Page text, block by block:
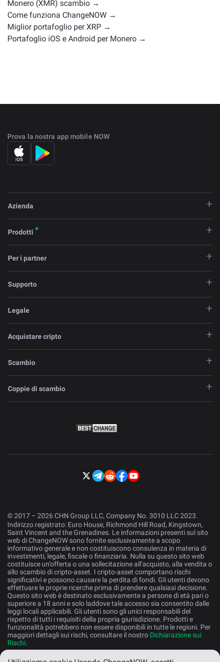
Monero (XMR) scambio →
Come funziona ChangeNOW →
Miglior portafoglio per XRP →
Portafoglio iOS e Android per Monero →
Prova la nostra app mobile NOW
Azienda
Prodotti
Per i partner
Supporto
Legale
Acquistare cripto
Scambio
Coppie di scambio
© 2017 – 2026 CHN Group LLC, Company No. 3010 LLC 2023.
Indirizzo registrato: Euro House, Richmond Hill Road, Kingstown,
Saint Vincent and the Grenadines. Le informazioni presenti sul sito
web di ChangeNOW sono fornite esclusivamente a scopo
informativo generale e non costituiscono consulenza in materia di
investimenti, legale, fiscale o finanziaria. Nulla su questo sito web
costituisce un’offerta o una sollecitazione all’acquisto, alla vendita o
allo scambio di cripto-asset. I cripto-asset comportano rischi
significativi e possono causare la perdita di fondi. Gli utenti devono
effettuare le proprie ricerche prima di prendere qualsiasi decisione.
Questo sito web è destinato esclusivamente a persone di età pari o
superiore a 18 anni e solo laddove tale accesso sia consentito dalle
leggi locali applicabili. Gli utenti sono gli unici responsabili del
rispetto di tutti i requisiti della propria giurisdizione. Prodotti e
funzionalità potrebbero non essere disponibili in tutte le regioni. Per
maggiori dettagli sui rischi, consultare il nostro Dichiarazione sui
Rischi.